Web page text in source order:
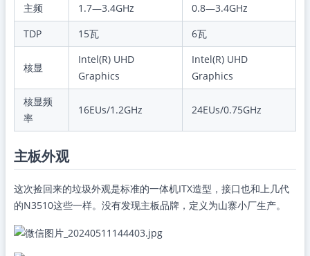
主频
1.7—3.4GHz
0.8—3.4GHz
TDP
15瓦 6瓦
核显
Intel(R) UHD
Graphics
Intel(R) UHD
Graphics
核显频
率
16EUs/1.2GHz 24EUs/0.75GHz
主板外观
这次捡回来的垃圾外观是标准的一体机ITX造型，接口也和上几代
的N3510这些一样。没有发现主板品牌，定义为山寨小厂生产。